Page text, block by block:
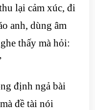
lại cảm xúc, đi
anh, dùng âm
thấy mà hỏi:
định ngả bài
đề tài nói